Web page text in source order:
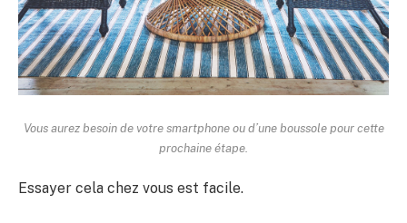
Vous aurez besoin de votre smartphone ou d’une boussole pour cette
prochaine étape.
Essayer cela chez vous est facile.